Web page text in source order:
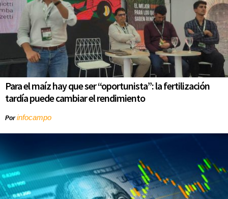
Para el maíz hay que ser “oportunista”: la fertilización
tardía puede cambiar el rendimiento
Porinfocampo